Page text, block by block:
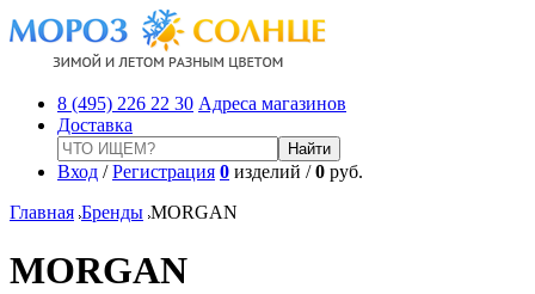
8 (495) 226 22 30 Адреса магазинов
Доставка
Вход /Регистрация 0 изделий /0 руб.
Главная Бренды MORGAN
MORGAN